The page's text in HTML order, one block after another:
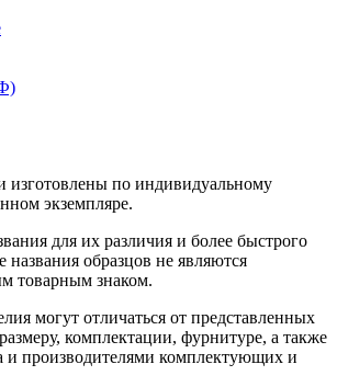
изготовлены по индивидуальному
экземпляре.
для их различия и более быстрого
названия образцов не являются
товарным знаком.
могут отличаться от представленных
комплектации, фурнитуре, а также
и производителями комплектующих и